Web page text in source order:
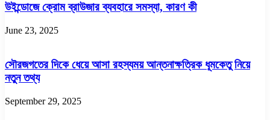
উইন্ডোজে ক্রোম ব্রাউজার ব্যবহারে সমস্যা, কারণ কী
June 23, 2025
সৌরজগতের দিকে ধেয়ে আসা রহস্যময় আন্তনাক্ষত্রিক ধূমকেতু নিয়ে
নতুন তথ্য
September 29, 2025